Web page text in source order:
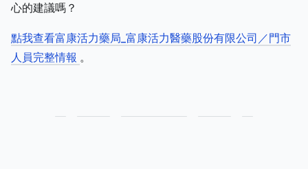
心的建議嗎？
點我查看富康活力藥局_富康活力醫藥股份有限公司／門市
人員完整情報 。